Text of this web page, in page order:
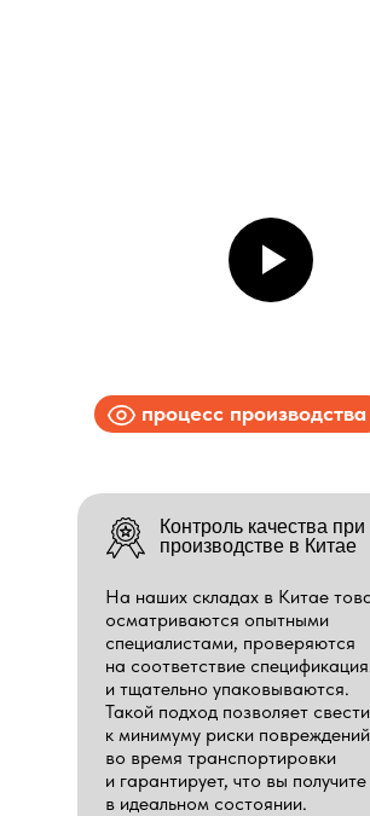
Контроль качества при
производстве в Китае
На наших складах в Китае
осматриваются опытными
специалистами, проверяются
на соответствие
и тщательно упаковываются.
Такой подход позволяет свести
к минимуму риски повреждений
во время транспортировки
и гарантирует, что вы
в идеальном состоянии.
процесс производства